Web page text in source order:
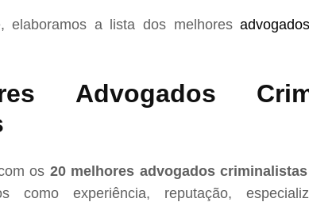
elaboramos a lista dos melhores
Advogados
os 20 melhores advogados
como experiência, reputação,